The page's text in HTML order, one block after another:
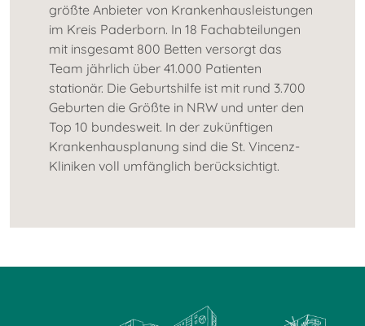
größte Anbieter von Krankenhausleistungen
im Kreis Paderborn. In 18 Fachabteilungen
mit insgesamt 800 Betten versorgt das
Team jährlich über 41.000 Patienten
stationär. Die Geburtshilfe ist mit rund 3.700
Geburten die Größte in NRW und unter den
Top 10 bundesweit. In der zukünftigen
Krankenhausplanung sind die St. Vincenz-
Kliniken voll umfänglich berücksichtigt.